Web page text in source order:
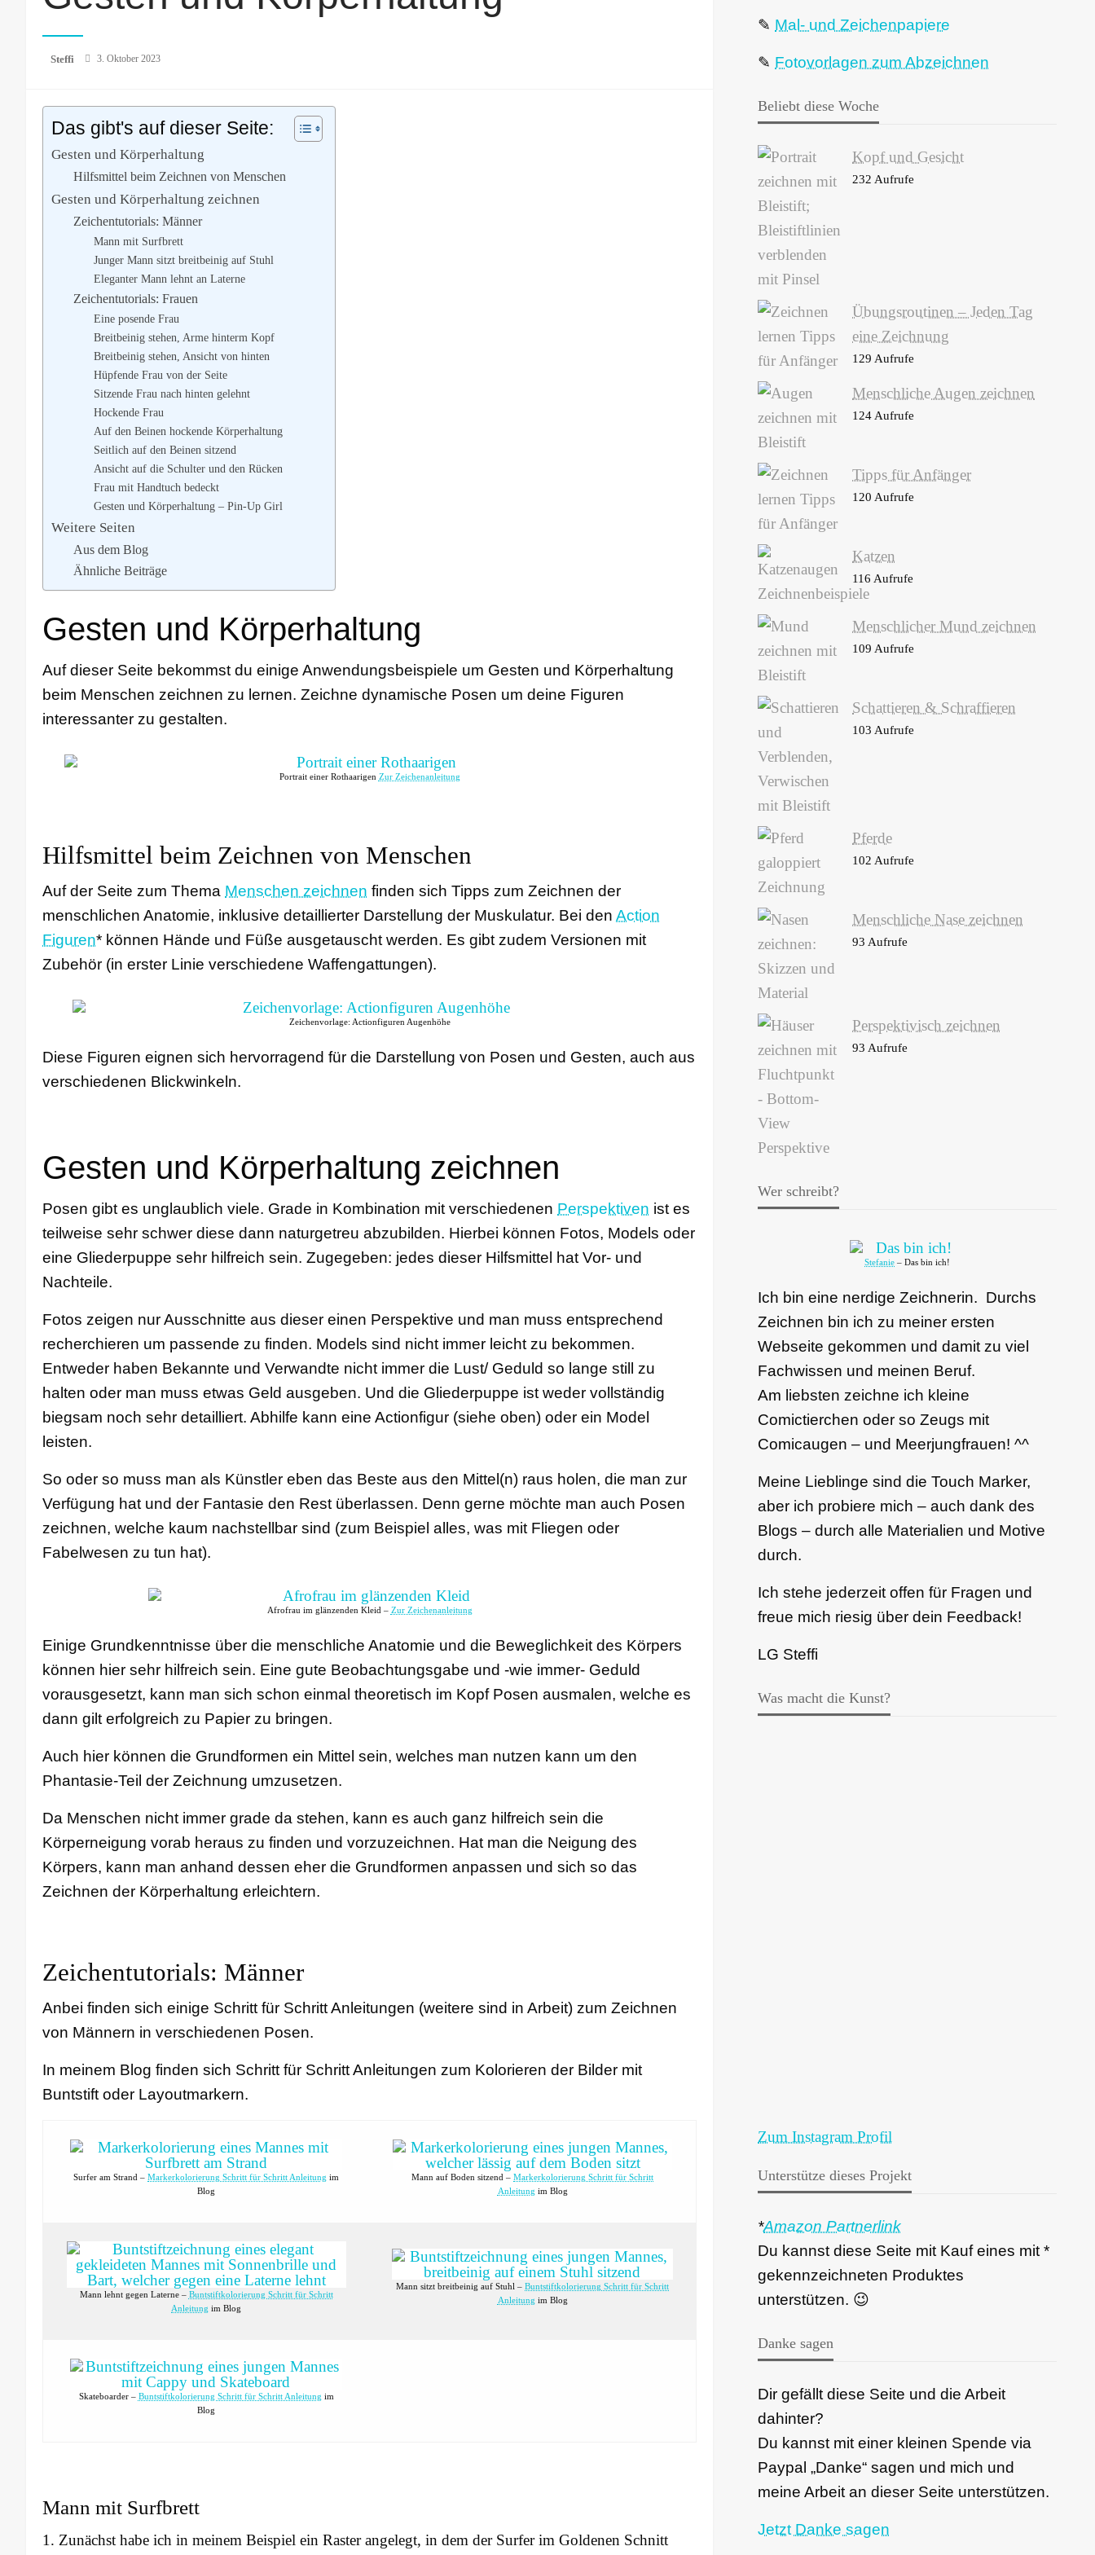
Steffi
Posted
3. Oktober 2023
Das gibt's auf dieser Seite:
Gesten und Körperhaltung
Hilfsmittel beim Zeichnen von Menschen
Gesten und Körperhaltung zeichnen
Zeichentutorials: Männer
Mann mit Surfbrett
Junger Mann sitzt breitbeinig auf Stuhl
Eleganter Mann lehnt an Laterne
Zeichentutorials: Frauen
Eine posende Frau
Breitbeinig stehen, Arme hinterm Kopf
Breitbeinig stehen, Ansicht von hinten
Hüpfende Frau von der Seite
Sitzende Frau nach hinten gelehnt
Hockende Frau
Auf den Beinen hockende Körperhaltung
Seitlich auf den Beinen sitzend
Ansicht auf die Schulter und den Rücken
Frau mit Handtuch bedeckt
Gesten und Körperhaltung – Pin-Up Girl
Weitere Seiten
Aus dem Blog
Ähnliche Beiträge
Gesten und Körperhaltung
Auf dieser Seite bekommst du einige Anwendungsbeispiele um Gesten und Körperhaltung
beim Menschen zeichnen zu lernen. Zeichne dynamische Posen um deine Figuren
interessanter zu gestalten.
Portrait einer Rothaarigen Zur Zeichenanleitung
Hilfsmittel beim Zeichnen von Menschen
Auf der Seite zum Thema Menschen zeichnen finden sich Tipps zum Zeichnen der
menschlichen Anatomie, inklusive detaillierter Darstellung der Muskulatur. Bei den Action
Figuren* können Hände und Füße ausgetauscht werden. Es gibt zudem Versionen mit
Zubehör (in erster Linie verschiedene Waffengattungen).
Zeichenvorlage: Actionfiguren Augenhöhe
Diese Figuren eignen sich hervorragend für die Darstellung von Posen und Gesten, auch aus
verschiedenen Blickwinkeln.
Gesten und Körperhaltung zeichnen
Posen gibt es unglaublich viele. Grade in Kombination mit verschiedenen Perspektiven ist es
teilweise sehr schwer diese dann naturgetreu abzubilden. Hierbei können Fotos, Models oder
eine Gliederpuppe sehr hilfreich sein. Zugegeben: jedes dieser Hilfsmittel hat Vor- und
Nachteile.
Fotos zeigen nur Ausschnitte aus dieser einen Perspektive und man muss entsprechend
recherchieren um passende zu finden. Models sind nicht immer leicht zu bekommen.
Entweder haben Bekannte und Verwandte nicht immer die Lust/ Geduld so lange still zu
halten oder man muss etwas Geld ausgeben. Und die Gliederpuppe ist weder vollständig
biegsam noch sehr detailliert. Abhilfe kann eine Actionfigur (siehe oben) oder ein Model
leisten.
So oder so muss man als Künstler eben das Beste aus den Mittel(n) raus holen, die man zur
Verfügung hat und der Fantasie den Rest überlassen. Denn gerne möchte man auch Posen
zeichnen, welche kaum nachstellbar sind (zum Beispiel alles, was mit Fliegen oder
Fabelwesen zu tun hat).
Afrofrau im glänzenden Kleid – Zur Zeichenanleitung
Einige Grundkenntnisse über die menschliche Anatomie und die Beweglichkeit des Körpers
können hier sehr hilfreich sein. Eine gute Beobachtungsgabe und -wie immer- Geduld
vorausgesetzt, kann man sich schon einmal theoretisch im Kopf Posen ausmalen, welche es
dann gilt erfolgreich zu Papier zu bringen.
Auch hier können die Grundformen ein Mittel sein, welches man nutzen kann um den
Phantasie-Teil der Zeichnung umzusetzen.
Da Menschen nicht immer grade da stehen, kann es auch ganz hilfreich sein die
Körperneigung vorab heraus zu finden und vorzuzeichnen. Hat man die Neigung des
Körpers, kann man anhand dessen eher die Grundformen anpassen und sich so das
Zeichnen der Körperhaltung erleichtern.
Zeichentutorials: Männer
Anbei finden sich einige Schritt für Schritt Anleitungen (weitere sind in Arbeit) zum Zeichnen
von Männern in verschiedenen Posen.
In meinem Blog finden sich Schritt für Schritt Anleitungen zum Kolorieren der Bilder mit
Buntstift oder Layoutmarkern.
Surfer am Strand – Markerkolorierung Schritt für Schritt Anleitung im
Blog
Mann auf Boden sitzend – Markerkolorierung Schritt für Schritt
Anleitung im Blog
Mann lehnt gegen Laterne – Buntstiftkolorierung Schritt für Schritt
Anleitung im Blog
Mann sitzt breitbeinig auf Stuhl – Buntstiftkolorierung Schritt für Schritt
Anleitung im Blog
Skateboarder – Buntstiftkolorierung Schritt für Schritt Anleitung im
Blog
Mann mit Surfbrett
Zunächst habe ich in meinem Beispiel ein Raster angelegt, in dem der Surfer im Goldenen Schnitt
✎ Mal- und Zeichenpapiere
✎ Fotovorlagen zum Abzeichnen
Beliebt diese Woche
Kopf und Gesicht
232 Aufrufe
Übungsroutinen – Jeden Tag
eine Zeichnung
129 Aufrufe
Menschliche Augen zeichnen
124 Aufrufe
Tipps für Anfänger
120 Aufrufe
Katzen
116 Aufrufe
Menschlicher Mund zeichnen
109 Aufrufe
Schattieren & Schraffieren
103 Aufrufe
Pferde
102 Aufrufe
Menschliche Nase zeichnen
93 Aufrufe
Perspektivisch zeichnen
93 Aufrufe
Wer schreibt?
Stefanie – Das bin ich!
Ich bin eine nerdige Zeichnerin. Durchs
Zeichnen bin ich zu meiner ersten
Webseite gekommen und damit zu viel
Fachwissen und meinen Beruf.
Am liebsten zeichne ich kleine
Comictierchen oder so Zeugs mit
Comicaugen – und Meerjungfrauen! ^^
Meine Lieblinge sind die Touch Marker,
aber ich probiere mich – auch dank des
Blogs – durch alle Materialien und Motive
durch.
Ich stehe jederzeit offen für Fragen und
freue mich riesig über dein Feedback!
LG Steffi
Was macht die Kunst?
Zum Instagram Profil
Unterstütze dieses Projekt
*Amazon Partnerlink
Du kannst diese Seite mit Kauf eines mit *
gekennzeichneten Produktes
unterstützen. 😉
Danke sagen
Dir gefällt diese Seite und die Arbeit
dahinter?
Du kannst mit einer kleinen Spende via
Paypal „Danke“ sagen und mich und
meine Arbeit an dieser Seite unterstützen.
Jetzt Danke sagen